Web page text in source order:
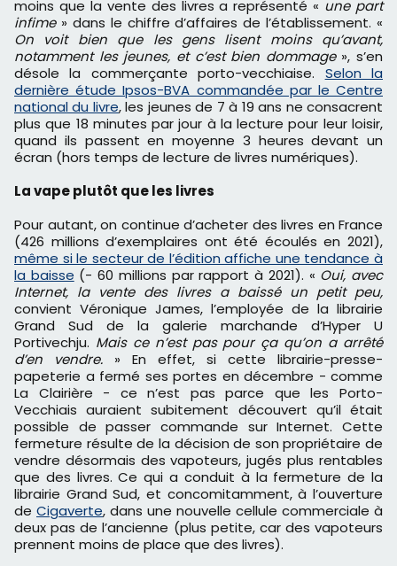
moins que la vente des livres a représenté « une part
infime» dans le chiffre d’affaires de l’établissement. «
On voit bien que les gens lisent moins qu’avant,
notamment les jeunes, et c’est bien dommage», s’en
désole la commerçante porto-vecchiaise. Selon la
dernière étude Ipsos-BVA commandée par le Centre
national du livre, les jeunes de 7 à 19 ans ne consacrent
plus que 18 minutes par jour à la lecture pour leur loisir,
quand ils passent en moyenne 3 heures devant un
écran (hors temps de lecture de livres numériques).
La vape plutôt que les livres
Pour autant, on continue d’acheter des livres en France
(426 millions d’exemplaires ont été écoulés en 2021),
même si le secteur de l’édition affiche une tendance à
la baisse (- 60 millions par rapport à 2021). « Oui, avec
Internet, la vente des livres a baissé un petit peu,
convient Véronique James, l’employée de la librairie
Grand Sud de la galerie marchande d’Hyper U
Portivechju. Mais ce n’est pas pour ça qu’on a arrêté
d’en vendre. » En effet, si cette librairie-presse-
papeterie a fermé ses portes en décembre - comme
La Clairière - ce n’est pas parce que les Porto-
Vecchiais auraient subitement découvert qu’il était
possible de passer commande sur Internet. Cette
fermeture résulte de la décision de son propriétaire de
vendre désormais des vapoteurs, jugés plus rentables
que des livres. Ce qui a conduit à la fermeture de la
librairie Grand Sud, et concomitamment, à l’ouverture
de Cigaverte, dans une nouvelle cellule commerciale à
deux pas de l’ancienne (plus petite, car des vapoteurs
prennent moins de place que des livres).